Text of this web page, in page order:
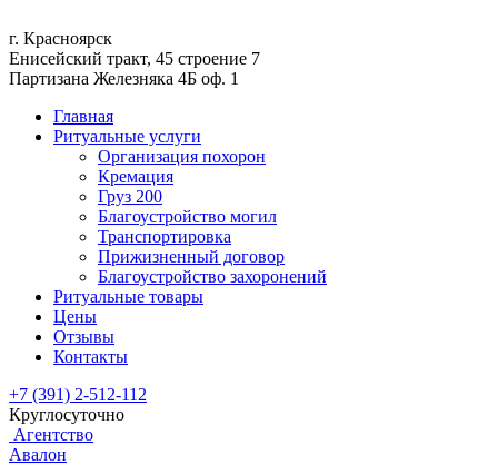
г. Красноярск
Енисейский тракт, 45 строение 7
Партизана Железняка 4Б оф. 1
Главная
Ритуальные услуги
Организация похорон
Кремация
Груз 200
Благоустройство могил
Транспортировка
Прижизненный договор
Благоустройство захоронений
Ритуальные товары
Цены
Отзывы
Контакты
+7 (391) 2-512-112
Круглосуточно
Агентство
Авалон